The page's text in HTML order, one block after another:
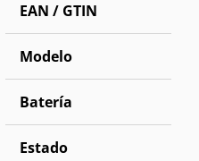
EAN / GTIN
Modelo
Batería
Estado